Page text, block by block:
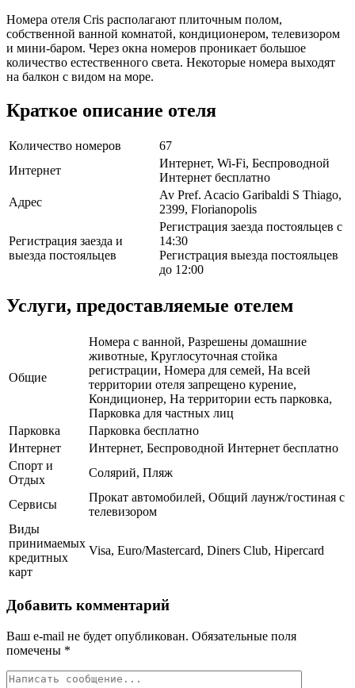
Номера отеля Cris располагают плиточным полом,
собственной ванной комнатой, кондиционером, телевизором
и мини-баром. Через окна номеров проникает большое
количество естественного света. Некоторые номера выходят
на балкон с видом на море.
Краткое описание отеля
Количество номеров
67
Интернет
Интернет, Wi-Fi, Беспроводной
Интернет бесплатно
Адрес
Av Pref. Acacio Garibaldi S Thiago,
2399, Florianopolis
Регистрация заезда и
выезда постояльцев
Регистрация заезда постояльцев с
14:30
Регистрация выезда постояльцев
до 12:00
Услуги, предоставляемые отелем
Общие
Номера с ванной, Разрешены домашние
животные, Круглосуточная стойка
регистрации, Номера для семей, На всей
территории отеля запрещено курение,
Кондиционер, На территории есть парковка,
Парковка для частных лиц
Парковка
Парковка бесплатно
Интернет
Интернет, Беспроводной Интернет бесплатно
Спорт и
Отдых
Солярий, Пляж
Сервисы
Прокат автомобилей, Общий лаунж/гостиная с
телевизором
Виды
принимаемых
кредитных
карт
Visa, Euro/Mastercard, Diners Club, Hipercard
Добавить комментарий
Ваш e-mail не будет опубликован. Обязательные поля
помечены *